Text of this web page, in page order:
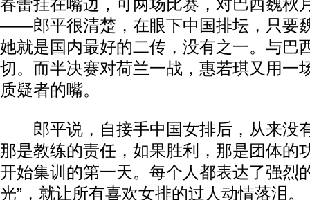
春蕾挂在嘴边，可两场比赛，对巴西魏秋
——郎平很清楚，在眼下中国排坛，只要
她就是国内最好的二传，没有之一。与巴
切。而半决赛对荷兰一战，惠若琪又用一
质疑者的嘴。
郎平说，自接手中国女排后，从来没
那是教练的责任，如果胜利，那是团体的
开始集训的第一天。每个人都表达了强烈
光”，就让所有喜欢女排的过人动情落泪。